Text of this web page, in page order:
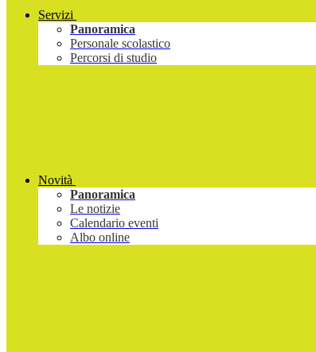
Servizi
Panoramica
Personale scolastico
Percorsi di studio
Novità
Panoramica
Le notizie
Calendario eventi
Albo online